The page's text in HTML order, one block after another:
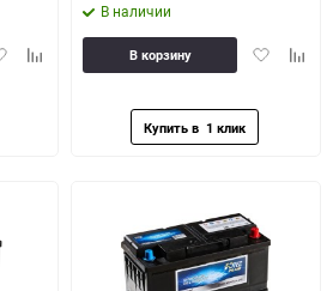
Добавить
В наличии
Добавить
В корзину